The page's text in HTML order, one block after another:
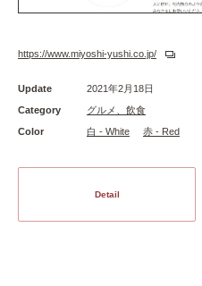
https://www.miyoshi-yushi.co.jp/
Update
2021年2月18日
Category
グルメ、飲食
Color
白 - White 赤 - Red
Detail